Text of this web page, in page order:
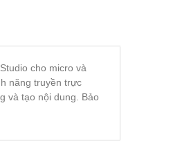
cho micro và
năng truyền trực
và tạo nội dung. Bảo